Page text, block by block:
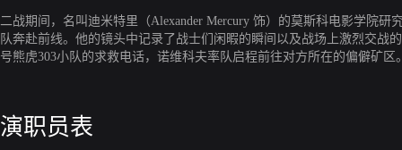
二战期间，名叫迪米特里（Alexander Mercury 饰）的莫斯科电影学院
队奔赴前线。他的镜头中记录了战士们闲暇的瞬间以及战场上激烈交
号熊虎303小队的求救电话，诺维科夫率队启程前往对方所在的偏僻矿
演职员表